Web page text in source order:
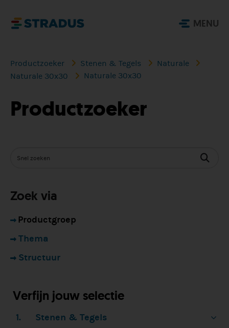
MENU
Productzoeker Stenen & Tegels
Naturale
Naturale 30x30
Naturale 30x30
Productzoeker
Zoek via
Productgroep
Thema
Structuur
Verfijn jouw selectie
1.
Stenen & Tegels